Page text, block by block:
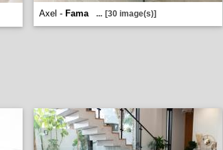
Axel - Fama ... [30 image(s)]